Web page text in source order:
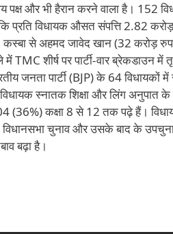
पक्ष और भी हैरान करने वाला है। 152
प्रति विधायक औसत संपत्ति 2.82
से अहमद जावेद खान (32 करोड़
TMC शीर्ष पर पार्टी-वार
जनता पार्टी (BJP) के 64 विधायकों
स्नातक शिक्षा और लिंग अनुपात के
(36%) कक्षा 8 से 12 तक पढ़े हैं।
चुनाव और उसके बाद के
बढ़ा है।